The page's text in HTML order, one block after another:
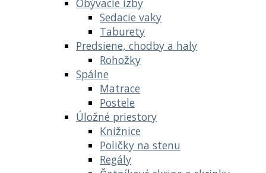
Obývacie izby
Sedacie vaky
Taburety
Predsiene, chodby a haly
Rohožky
Spálne
Matrace
Postele
Úložné priestory
Knižnice
Poličky na stenu
Regály